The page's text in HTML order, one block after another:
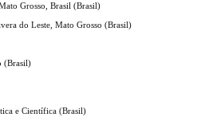
Grosso, Brasil (Brasil)
do Leste, Mato Grosso (Brasil)
(Brasil)
e Científica (Brasil)